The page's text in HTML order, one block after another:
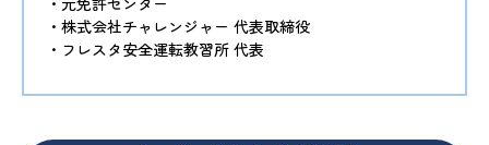
・株式会社チャレンジャー 代表取締役
・フレスタ安全運転教習所 代表